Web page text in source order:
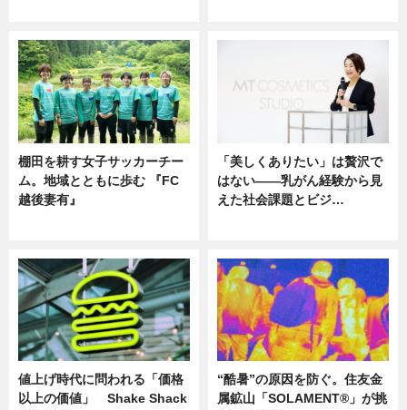
棚田を耕す女子サッカーチー
ム。地域とともに歩む 『FC
越後妻有』
「美しくありたい」は贅沢で
はない――乳がん経験から見
えた社会課題とビジ…
値上げ時代に問われる「価格
以上の価値」 Shake Shack
“酷暑”の原因を防ぐ。住友金
属鉱山「SOLAMENT®」が挑